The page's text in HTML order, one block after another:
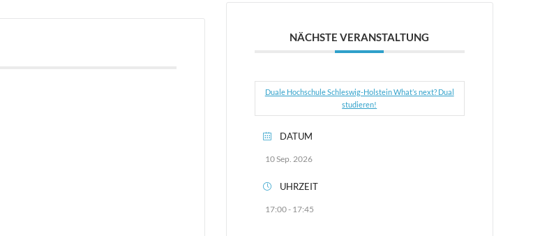
NÄCHSTE VERANSTALTUNG
Duale Hochschule Schleswig-Holstein What’s next? Dual
studieren!
DATUM
10 Sep. 2026
UHRZEIT
17:00 - 17:45